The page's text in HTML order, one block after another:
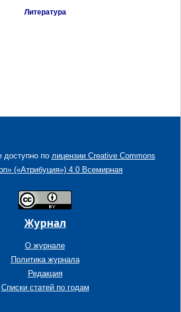
Литература
доступно по лицензии Creative Commons
(«Атрибуция») 4.0 Всемирная
Журнал
О журнале
Политика журнала
Редакция
Списки статей по годам